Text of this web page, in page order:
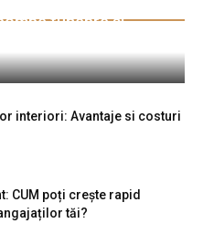
funebre şi
interiori: Avantaje si costuri
CUM poți crește rapid
tăi?